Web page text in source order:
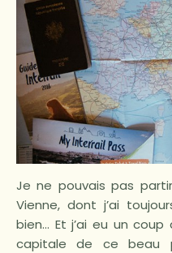
Je ne pouvais pas
Vienne, dont j’ai
bien… Et j’ai eu un
capitale de ce beau